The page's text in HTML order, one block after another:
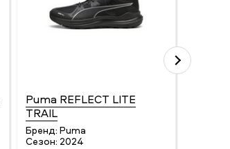
Puma REFLECT LITE
TRAIL
Бренд: Puma
Сезон: 2024